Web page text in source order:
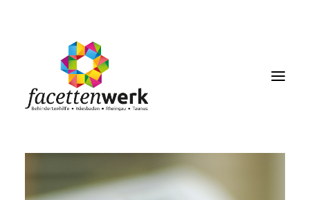
FACETTENBLOG